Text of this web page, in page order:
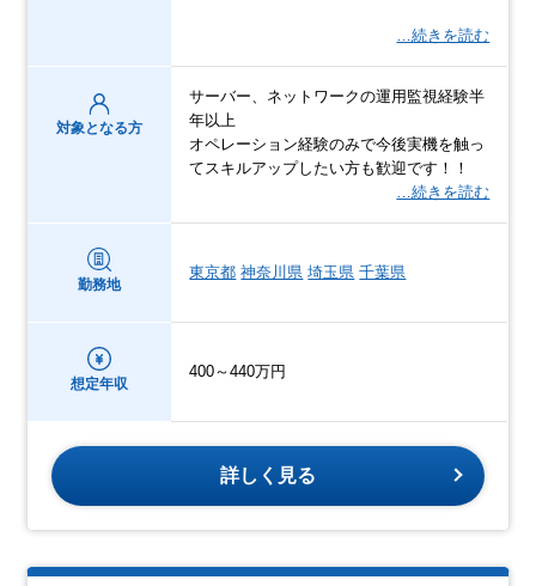
…続きを読む
対象となる方
サーバー、ネットワークの運用監視経験半
年以上
オペレーション経験のみで今後実機を触っ
てスキルアップしたい方も歓迎です！！
…続きを読む
勤務地
東京都 神奈川県 埼玉県 千葉県
想定年収
400～440万円
詳しく見る